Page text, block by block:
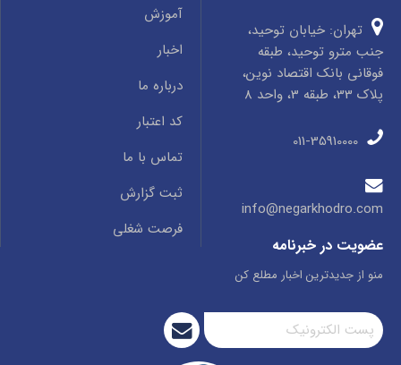
تهران: خیابان توحید،
جنب مترو توحید، طبقه
فوقانی بانک اقتصاد نوین،
پلاک 33، طبقه 3، واحد 8
info@negarkhodro.com
آموزش
اخبار
درباره ما
کد اعتبار
تماس با ما
ثبت گزارش
فرصت شغلی
عضویت در خبرنامه
منو از جدیدترین اخبار مطلع کن